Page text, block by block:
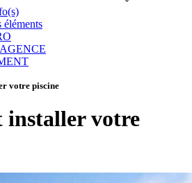
votre piscine
installer votre